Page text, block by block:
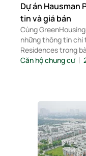
Dự án Hausman
tin và giá bán
Cùng
những thông tin chi
Residences trong
Căn hộ chung cư